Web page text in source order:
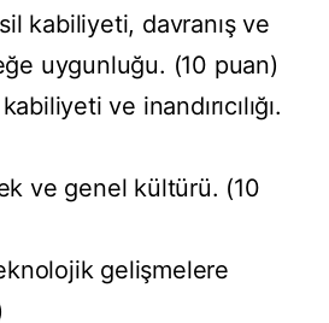
kabiliyeti, davranış ve
uygunluğu. (10 puan)
ve inandırıcılığı.
ve genel kültürü. (10
gelişmelere